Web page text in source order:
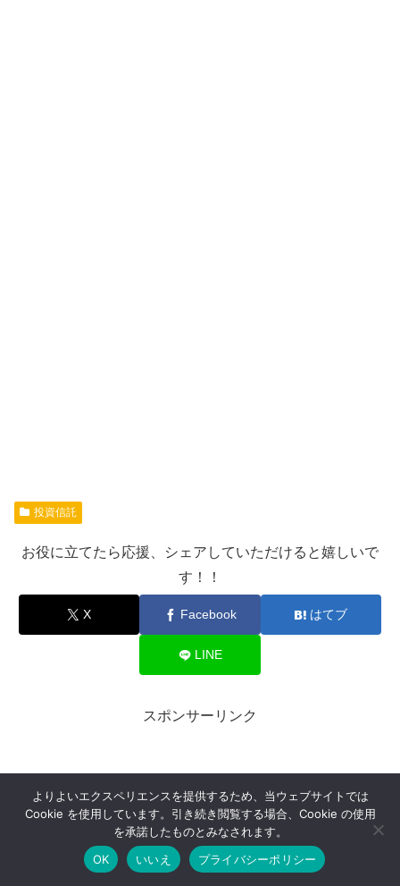
投資信託
お役に立てたら応援、シェアしていただけると嬉しいで
す！！
X Facebook はてブ
LINE
スポンサーリンク
ホーム 検索 トップ
よりよいエクスペリエンスを提供するため、当ウェブサイトでは
Cookie を使用しています。引き続き閲覧する場合、Cookie の使用
を承諾したものとみなされます。
OK
いいえ プライバシーポリシー